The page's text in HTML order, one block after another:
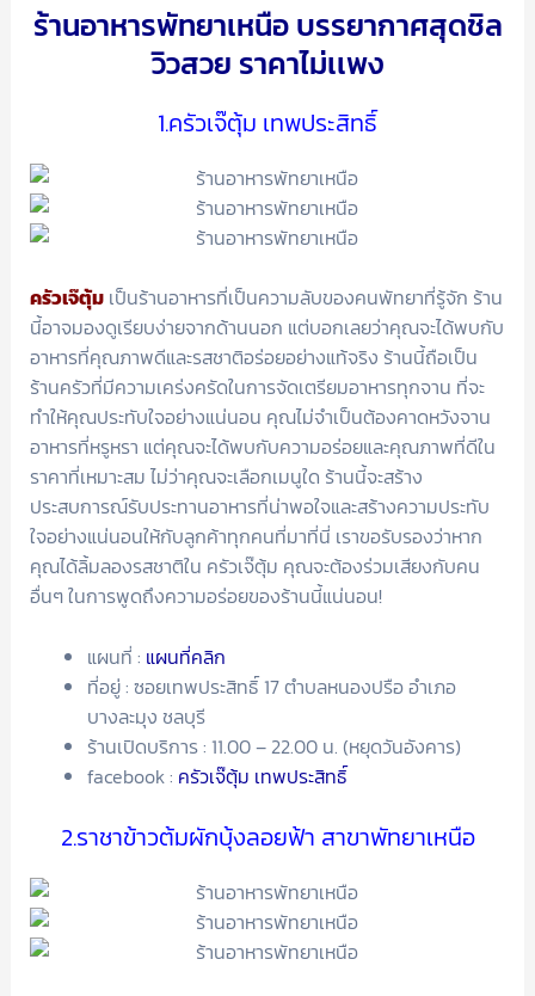
ร้านอาหารพัทยาเหนือ บรรยากาศสุดชิล
วิวสวย ราคาไม่เเพง
1.ครัวเจ๊ตุ้ม เทพประสิทธิ์
ครัวเจ๊ตุ้มเป็นร้านอาหารที่เป็นความลับของคนพัทยาที่รู้จัก ร้าน
นี้อาจมองดูเรียบง่ายจากด้านนอก แต่บอกเลยว่าคุณจะได้พบกับ
อาหารที่คุณภาพดีและรสชาติอร่อยอย่างแท้จริง ร้านนี้ถือเป็น
ร้านครัวที่มีความเคร่งครัดในการจัดเตรียมอาหารทุกจาน ที่จะ
ทำให้คุณประทับใจอย่างแน่นอน คุณไม่จำเป็นต้องคาดหวังจาน
อาหารที่หรูหรา แต่คุณจะได้พบกับความอร่อยและคุณภาพที่ดีใน
ราคาที่เหมาะสม ไม่ว่าคุณจะเลือกเมนูใด ร้านนี้จะสร้าง
ประสบการณ์รับประทานอาหารที่น่าพอใจและสร้างความประทับ
ใจอย่างแน่นอนให้กับลูกค้าทุกคนที่มาที่นี่ เราขอรับรองว่าหาก
คุณได้ลิ้มลองรสชาติใน ครัวเจ๊ตุ้ม คุณจะต้องร่วมเสียงกับคน
อื่นๆ ในการพูดถึงความอร่อยของร้านนี้แน่นอน!
แผนที่ : แผนที่คลิก
ที่อยู่ : ซอยเทพประสิทธิ์ 17 ตำบลหนองปรือ อำเภอ
บางละมุง ชลบุรี
ร้านเปิดบริการ : 11.00 – 22.00 น. (หยุดวันอังคาร)
facebook : ครัวเจ๊ตุ้ม เทพประสิทธิ์
2.ราชาข้าวต้มผักบุ้งลอยฟ้า สาขาพัทยาเหนือ